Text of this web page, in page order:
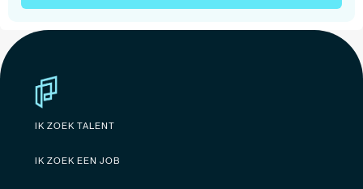
IK ZOEK TALENT
IK ZOEK EEN JOB